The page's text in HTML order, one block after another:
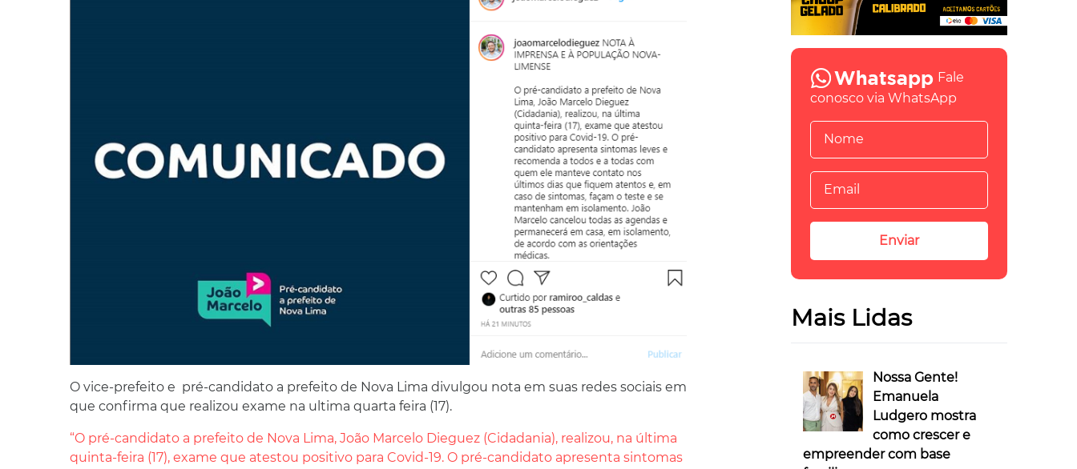
O vice-prefeito e pré-candidato a prefeito de Nova Lima divulgou nota em suas redes sociais em
que confirma que realizou exame na ultima quarta feira (17).
“O pré-candidato a prefeito de Nova Lima, João Marcelo Dieguez (Cidadania), realizou, na última
quinta-feira (17), exame que atestou positivo para Covid-19. O pré-candidato apresenta sintomas
Fale
conosco via WhatsApp
Mais Lidas
Nossa Gente!
Emanuela
Ludgero mostra
como crescer e
empreender com base